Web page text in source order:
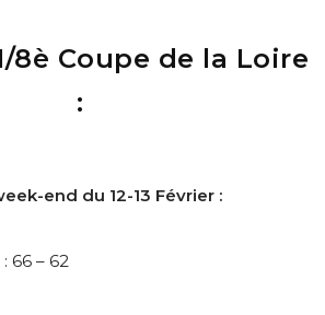
8è Coupe de la Loire
:
end du 12-13 Février :
66 – 62